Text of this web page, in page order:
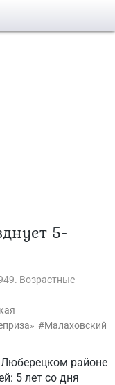
5-
Возрастные
Малаховский
Люберецком районе
5 лет со дня